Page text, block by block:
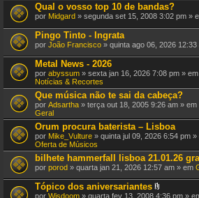
Qual o vosso top 10 de bandas?
por Midgard » segunda set 15, 2008 3:02 pm »
Pingo Tinto - Ingrata
por João Francisco » quinta ago 06, 2026 12:33
Metal News - 2026
por abyssum » sexta jan 16, 2026 7:08 pm » em
Notícias & Recortes
Que música não te sai da cabeça?
por Adsartha » terça out 18, 2005 9:26 am » em
Geral
Orum procura baterista – Lisboa
por Mike_Vulture » quinta jul 09, 2026 6:54 pm »
Oferta de Músicos
bilhete hammerfall lisboa 21.01.26
por porod » quarta jan 21, 2026 12:57 am » em
Tópico dos aniversariantes
A
por Wisdoom » quarta fev 13, 2008 4:36 pm »